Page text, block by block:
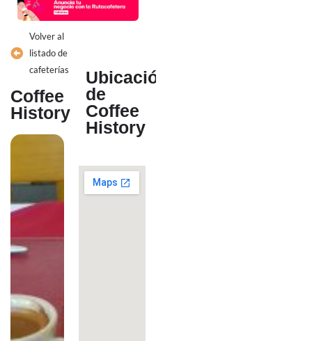
Volver al
listado de
cafeterías
Coffee
History
Ubicación
de
Coffee
History